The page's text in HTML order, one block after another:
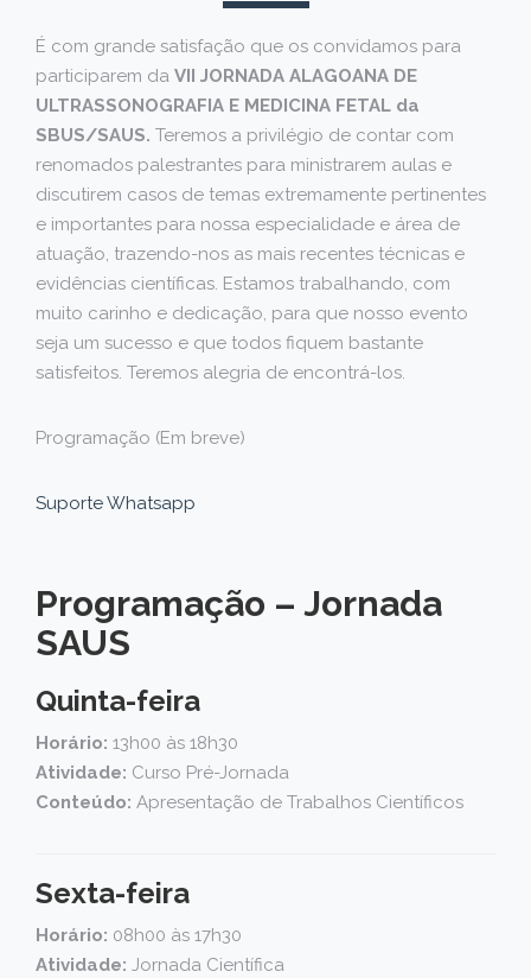
É com grande satisfação que os convidamos para
participarem da VII JORNADA ALAGOANA DE
ULTRASSONOGRAFIA E MEDICINA FETAL da
SBUS/SAUS. Teremos a privilégio de contar com
renomados palestrantes para ministrarem aulas e
discutirem casos de temas extremamente pertinentes
e importantes para nossa especialidade e área de
atuação, trazendo-nos as mais recentes técnicas e
evidências científicas. Estamos trabalhando, com
muito carinho e dedicação, para que nosso evento
seja um sucesso e que todos fiquem bastante
satisfeitos. Teremos alegria de encontrá-los.
Programação (Em breve)
Suporte Whatsapp
Programação – Jornada
SAUS
Quinta-feira
Horário: 13h00 às 18h30
Atividade: Curso Pré-Jornada
Conteúdo: Apresentação de Trabalhos Científicos
Sexta-feira
Horário: 08h00 às 17h30
Atividade: Jornada Científica